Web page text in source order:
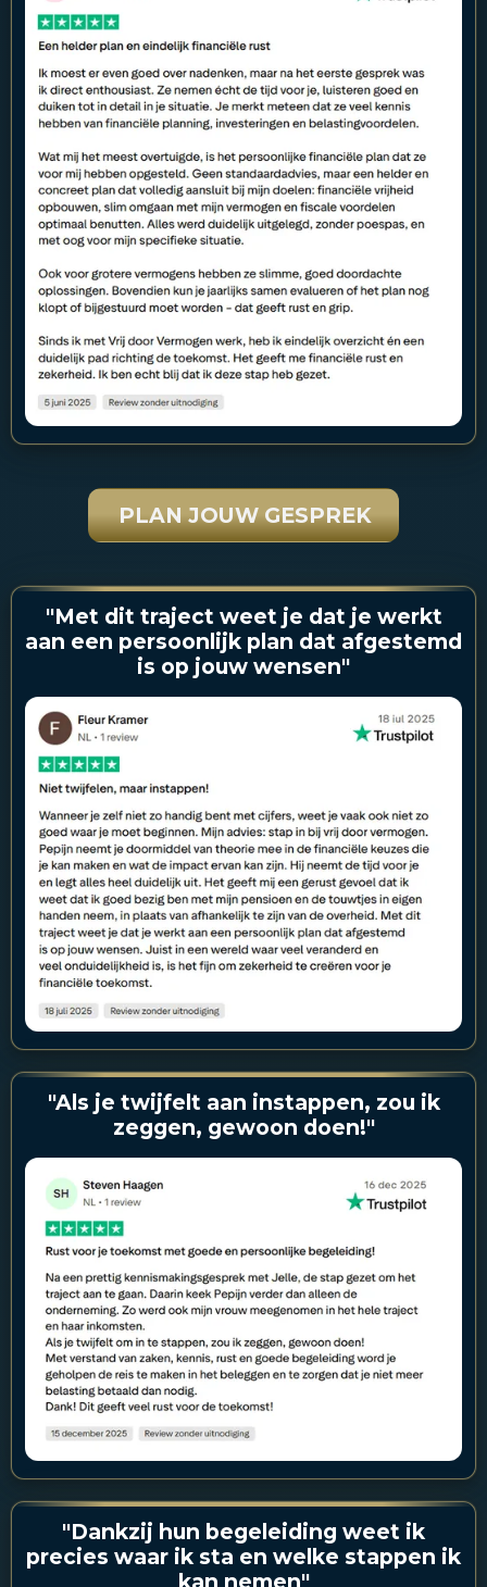
PLAN JOUW GESPREK
"Met dit traject weet je dat je werkt
aan een persoonlijk plan dat afgestemd
is op jouw wensen"
"Als je twijfelt aan instappen, zou ik
zeggen, gewoon doen!"
"Dankzij hun begeleiding weet ik
precies waar ik sta en welke stappen ik
kan nemen"